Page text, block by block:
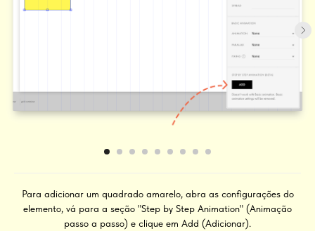
Para adicionar um quadrado amarelo, abra as configurações do
elemento, vá para a seção "Step by Step Animation" (Animação
passo a passo) e clique em Add (Adicionar).